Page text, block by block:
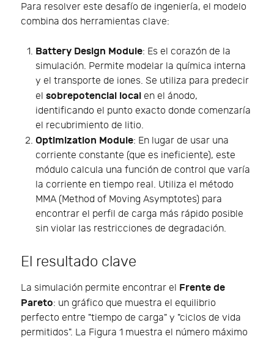
Para resolver este desafío de ingeniería, el modelo
combina dos herramientas clave:
Battery Design Module: Es el corazón de la
simulación. Permite modelar la química interna
y el transporte de iones. Se utiliza para predecir
el sobrepotencial local en el ánodo,
identificando el punto exacto donde comenzaría
el recubrimiento de litio.
Optimization Module: En lugar de usar una
corriente constante (que es ineficiente), este
módulo calcula una función de control que varía
la corriente en tiempo real. Utiliza el método
MMA (Method of Moving Asymptotes) para
encontrar el perfil de carga más rápido posible
sin violar las restricciones de degradación.
El resultado clave
La simulación permite encontrar el Frente de
Pareto: un gráfico que muestra el equilibrio
perfecto entre "tiempo de carga" y "ciclos de vida
permitidos". La Figura 1 muestra el número máximo